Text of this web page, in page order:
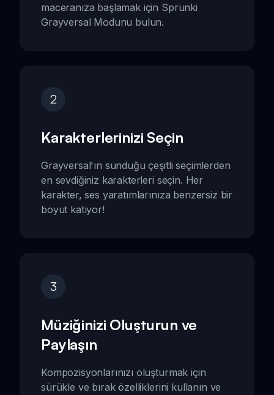
maceranıza başlamak için Sprunki
Grayversal Modunu bulun.
2
Karakterlerinizi Seçin
Grayversal'ın sunduğu çeşitli seçimlerden
en sevdiğiniz karakterleri seçin. Her
karakter, ses yaratımlarınıza benzersiz bir
boyut katıyor!
3
Müziğinizi Oluşturun ve
Paylaşın
Kompozisyonlarınızı oluşturmak için
sürükle ve bırak özelliklerini kullanın ve